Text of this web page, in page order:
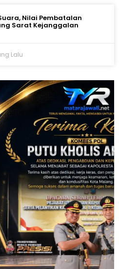
Nilai Pembatalan
Sarat Kejanggalan
Lalu